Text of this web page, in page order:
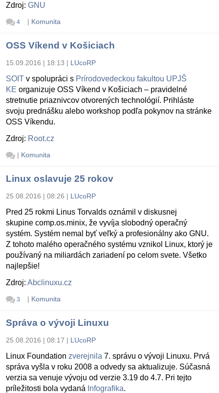
Zdroj: GNU
4 | Komunita
OSS Víkend v Košiciach
15.09.2016 | 18:13 | LUcoRP
SOIT v spolupráci s Prírodovedeckou fakultou UPJŠ
KE organizuje OSS Víkend v Košiciach – pravidelné
stretnutie priaznivcov otvorených technológií. Prihláste
svoju prednášku alebo workshop podľa pokynov na stránke
OSS Víkendu.
Zdroj: Root.cz
| Komunita
Linux oslavuje 25 rokov
25.08.2016 | 08:26 | LUcoRP
Pred 25 rokmi Linus Torvalds oznámil v diskusnej
skupine comp.os.minix, že vyvíja slobodný operačný
systém. Systém nemal byť veľký a profesionálny ako GNU.
Z tohoto malého operačného systému vznikol Linux, ktorý je
používaný na miliardách zariadení po celom svete. Všetko
najlepšie!
Zdroj: Abclinuxu.cz
3 | Komunita
Správa o vývoji Linuxu
25.08.2016 | 08:17 | LUcoRP
Linux Foundation zverejnila 7. správu o vývoji Linuxu. Prvá
správa vyšla v roku 2008 a odvedy sa aktualizuje. Súčasná
verzia sa venuje vývoju od verzie 3.19 do 4.7. Pri tejto
príležitosti bola vydaná Infografika.